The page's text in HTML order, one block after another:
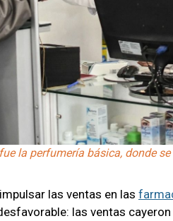
la perfumería básica, donde
las ventas en las
las ventas